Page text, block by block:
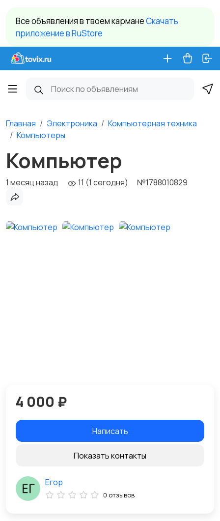
Все объявления в твоем карманеCкачать
приложение в RuStore
Главная Электроника
Компьютерная техника
Компьютеры
Компьютер
1 месяц назад 11 (1 сегодня) №1788010829
4 000 ₽
Написать
Показать контакты
Егор
0 отзывов